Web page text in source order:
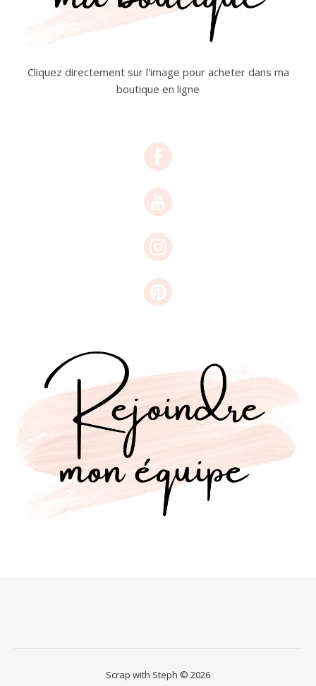
Cliquez directement sur l'image pour acheter dans ma
boutique en ligne
Scrap with Steph © 2026